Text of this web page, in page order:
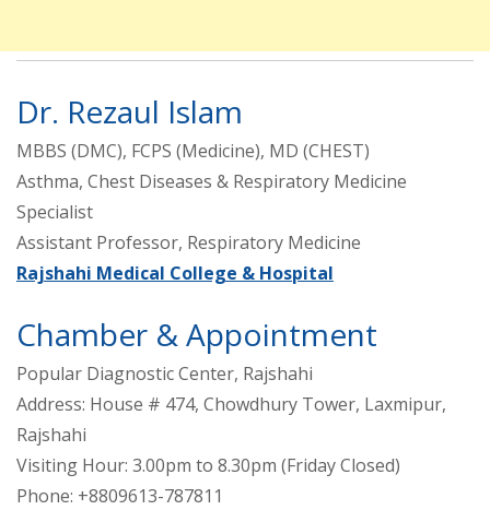
Dr. Rezaul Islam
MBBS (DMC), FCPS (Medicine), MD (CHEST)
Asthma, Chest Diseases & Respiratory Medicine
Specialist
Assistant Professor, Respiratory Medicine
Rajshahi Medical College & Hospital
Chamber & Appointment
Popular Diagnostic Center, Rajshahi
Address: House # 474, Chowdhury Tower, Laxmipur,
Rajshahi
Visiting Hour: 3.00pm to 8.30pm (Friday Closed)
Phone: +8809613-787811